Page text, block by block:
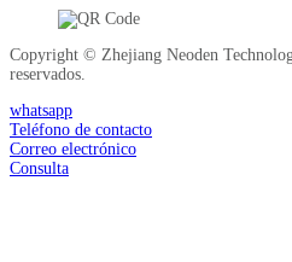
Copyright © Zhejiang Neoden
reservados.
whatsapp
Teléfono de contacto
Correo electrónico
Consulta